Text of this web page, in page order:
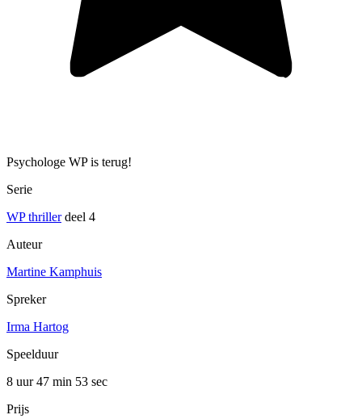
Psychologe WP is terug!
Serie
WP thrillerdeel 4
Auteur
Martine Kamphuis
Spreker
Irma Hartog
Speelduur
8 uur 47 min 53 sec
Prijs